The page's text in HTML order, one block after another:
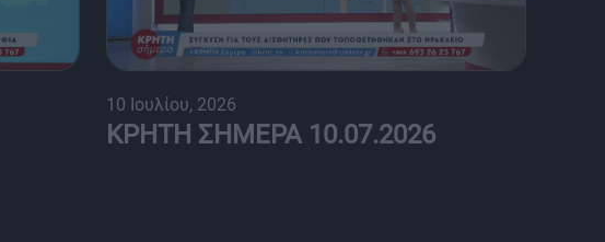
10 Ιουλίου, 2026
ΚΡΗΤΗ ΣΗΜΕΡΑ 10.07.2026